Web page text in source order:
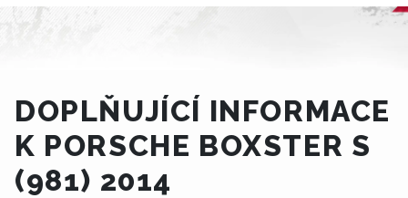
DOPLŇUJÍCÍ INFORMACE
K PORSCHE BOXSTER S
(981) 2014